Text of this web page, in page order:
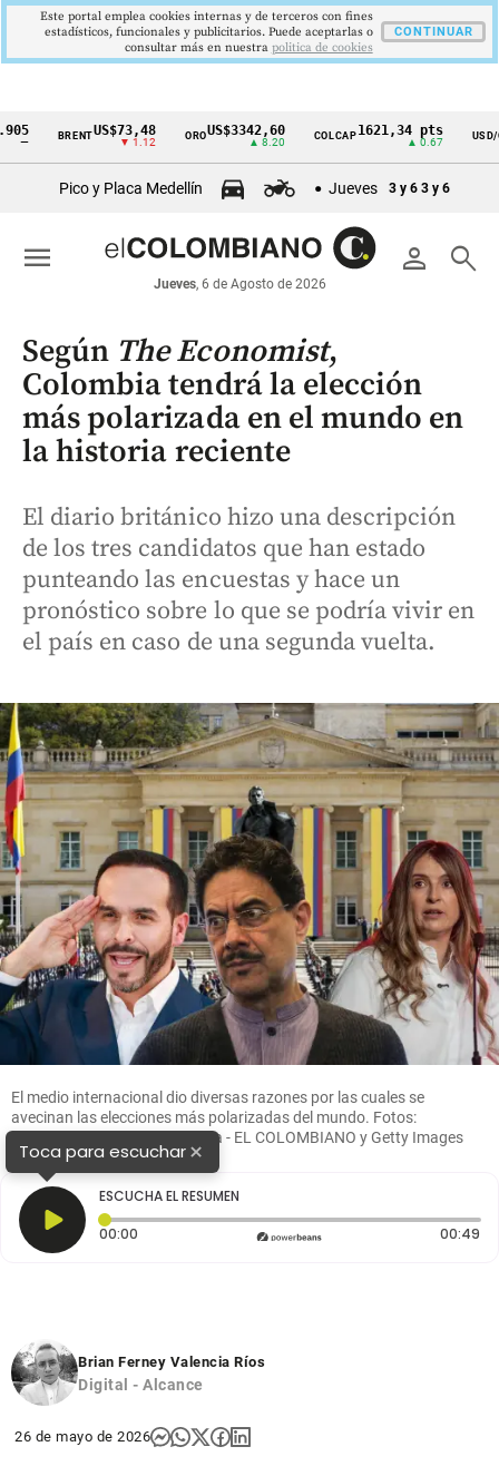
Cintillo
económicos
Colombia
BRENT US$73,48
▼ 1.12
ORO US$3342,60 COLCAP1621,34 pts USD/COP
▲
Pico y Placa Medellín Jueves 3 y 6 3 y 6
person search
Jueves, 6 de Agosto de 2026
menu
Según The Economist,
Colombia tendrá la elección
más polarizada en el mundo en
la historia reciente
El diario británico hizo una descripción
de los tres candidatos que han estado
punteando las encuestas y hace un
pronóstico sobre lo que se podría vivir en
el país en caso de una segunda vuelta.
El medio internacional dio diversas razones por las cuales se
avecinan las elecciones más polarizadas del mundo. Fotos:
Colprensa, Manuel Saldarriaga - EL COLOMBIANO y Getty Images
Toca para escuchar×
ESCUCHA EL RESUMEN
00:00 Tiempo transcurrido: 0 segundos 00:49
Brian Ferney Valencia Ríos
Digital - Alcance
26 de mayo de 2026
Este portal emplea cookies internas y de terceros con fines
estadísticos, funcionales y publicitarios. Puede aceptarlas o
consultar más en nuestra politica de cookies
CONTINUAR